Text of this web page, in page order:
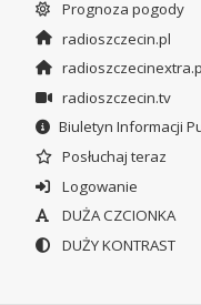
Prognoza pogody
radioszczecin.pl
radioszczecin.tv
Biuletyn Informacji
Posłuchaj teraz
Logowanie
DUŻA CZCIONKA
DUŻY KONTRAST